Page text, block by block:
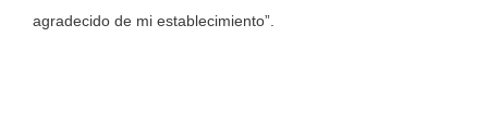
agradecido de mi establecimiento”.